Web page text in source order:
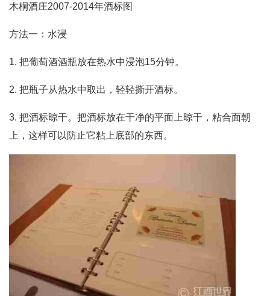
木桐酒庄2007-2014年酒标图
方法一：水浸
1. 把葡萄酒酒瓶放在热水中浸泡15分钟。
2. 把瓶子从热水中取出，轻轻撕开酒标。
3. 把酒标晾干。把酒标放在干净的平面上晾干，粘合面朝
上，这样可以防止它粘上底部的东西。